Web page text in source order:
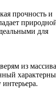
прочность и
для
из массива